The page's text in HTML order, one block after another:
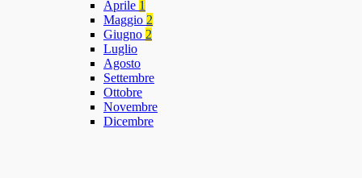
Aprile 1
Maggio 2
Giugno 2
Luglio
Agosto
Settembre
Ottobre
Novembre
Dicembre